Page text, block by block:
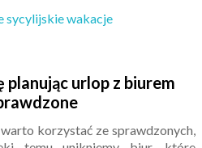
sycylijskie wakacje
planując urlop z biurem
korzystać ze sprawdzonych,